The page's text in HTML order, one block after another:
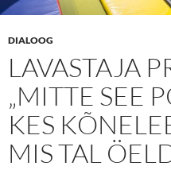
DIALOOG
LAVASTAJA
„MITTE SEE
KES
MIS TAL